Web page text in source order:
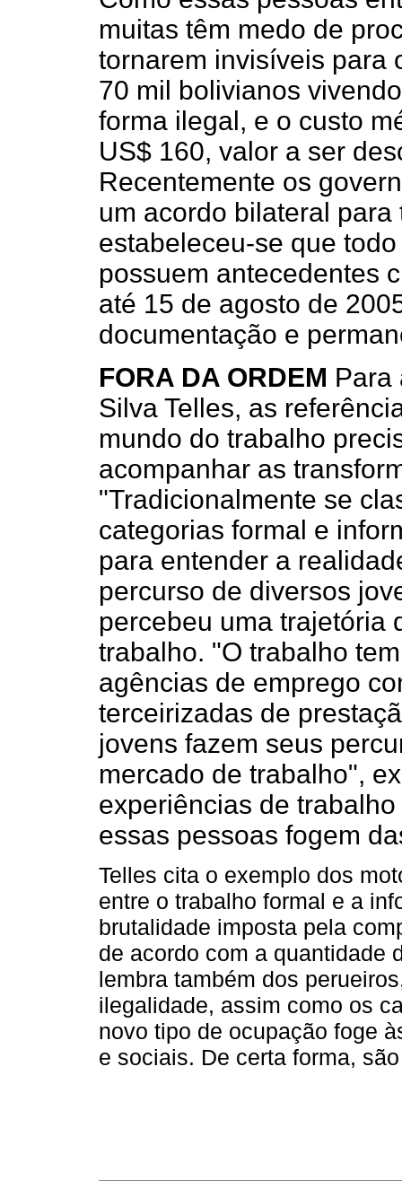
muitas têm medo de
tornarem invisíveis para
70 mil bolivianos
forma ilegal, e o custo
US$ 160, valor a ser
Recentemente os
um acordo bilateral
estabeleceu-se que
possuem antecedentes
até 15 de agosto de
documentação e
FORA DA ORDEM Para
Silva Telles, as
mundo do trabalho
acompanhar as
"Tradicionalmente se
categorias formal e
para entender a
percurso de diversos
percebeu uma trajetória
trabalho. "O trabalho
agências de emprego
terceirizadas de
jovens fazem seus
mercado de trabalho",
experiências de
essas pessoas fogem
Telles cita o exemplo dos
entre o trabalho formal e a
brutalidade imposta pela
de acordo com a quantidade
lembra também dos
ilegalidade, assim como os
novo tipo de ocupação foge
e sociais. De certa forma,